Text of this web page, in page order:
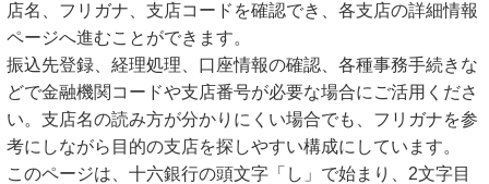
店名、フリガナ、支店コードを確認でき、各支店の詳細情報
ページへ進むことができます。
振込先登録、経理処理、口座情報の確認、各種事務手続きな
どで金融機関コードや支店番号が必要な場合にご活用くださ
い。支店名の読み方が分かりにくい場合でも、フリガナを参
考にしながら目的の支店を探しやすい構成にしています。
このページは、十六銀行の頭文字「し」で始まり、2文字目